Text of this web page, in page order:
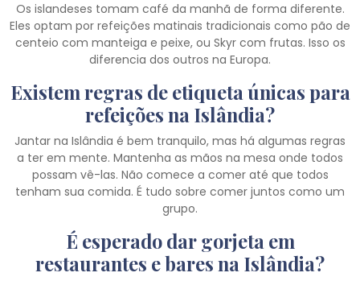
Os islandeses tomam café da manhã de forma diferente.
Eles optam por refeições matinais tradicionais como pão de
centeio com manteiga e peixe, ou Skyr com frutas. Isso os
diferencia dos outros na Europa.
Existem regras de etiqueta únicas para
refeições na Islândia?
Jantar na Islândia é bem tranquilo, mas há algumas regras
a ter em mente. Mantenha as mãos na mesa onde todos
possam vê-las. Não comece a comer até que todos
tenham sua comida. É tudo sobre comer juntos como um
grupo.
É esperado dar gorjeta em
restaurantes e bares na Islândia?